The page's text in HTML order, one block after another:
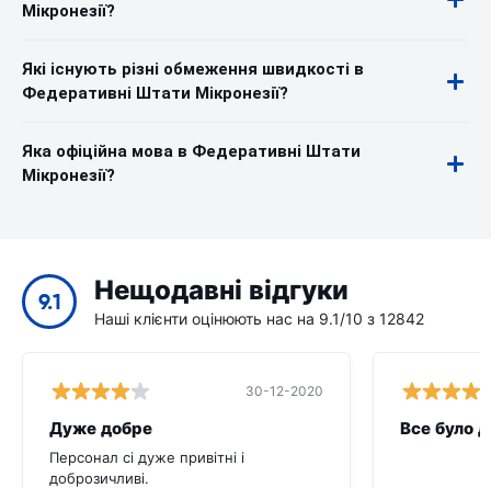
Мікронезії?
Які існують різні обмеження швидкості в
Федеративні Штати Мікронезії?
Яка офіційна мова в Федеративні Штати
Мікронезії?
9.1 Нещодавні відгуки
Наші клієнти оцінюють нас на 9.1/10 з 12842
30-12-2020
Дуже добре
Персонал сі дуже привітні і
доброзичливі.
Все було